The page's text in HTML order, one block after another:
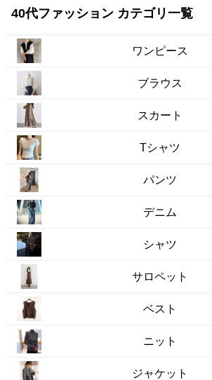
40代ファッション カテゴリ一覧
ワンピース
ブラウス
スカート
Tシャツ
パンツ
デニム
シャツ
サロペット
ベスト
ニット
ジャケット